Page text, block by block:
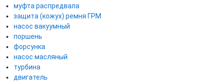
муфта распредвала
защита (кожух) ремня ГРМ
насос вакуумный
поршень
форсунка
насос масляный
турбина
двигатель